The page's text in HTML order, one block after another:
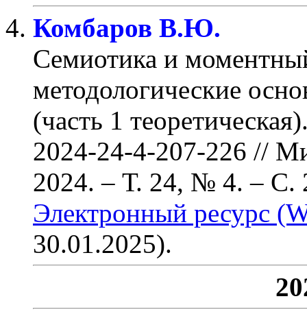
Комбаров В.Ю.
Семиотика и
методологические
(часть 1
2024-24-4-207-226 //
2024. – Т. 24, № 4. – С.
Электронный ресурс
30.01.2025).